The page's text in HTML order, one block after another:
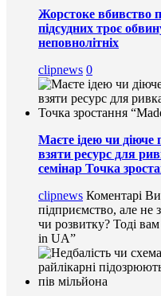
Жорстоке вбивство
підсудних троє
неповнолітніх
clipnews 0
Маєте ідею чи діюче
взяти ресурс для
семінар Точка
clipnews Коментарі
підприємство, але не
чи розвитку? Тоді
in UA”